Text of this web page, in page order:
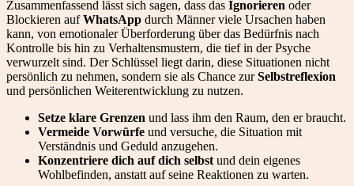
Zusammenfassend lässt sich sagen, dass das Ignorieren oder
Blockieren aufWhatsApp durch Männer viele Ursachen haben
kann, von emotionaler Überforderung über das Bedürfnis nach
Kontrolle bis hin zu Verhaltensmustern, die tief in der Psyche
verwurzelt sind. Der Schlüssel liegt darin, diese Situationen nicht
persönlich zu nehmen, sondern sie als Chance zurSelbstreflexion
und persönlichen Weiterentwicklung zu nutzen.
Setze klare Grenzen und lass ihm den Raum, den er braucht.
Vermeide Vorwürfe und versuche, die Situation mit
Verständnis und Geduld anzugehen.
Konzentriere dich auf dich selbst und dein eigenes
Wohlbefinden, anstatt auf seine Reaktionen zu warten.